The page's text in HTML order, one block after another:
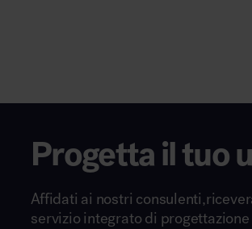
Progetta il tuo
Affidati ai nostri
servizio integrato di progettazione